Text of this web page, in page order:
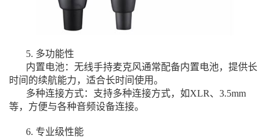
5. 多功能性
内置电池：无线手持麦克风通常配备内置电池，提供长
时间的续航能力，适合长时间使用。
多种连接方式：支持多种连接方式，如XLR、3.5mm
等，方便与各种音频设备连接。
6. 专业级性能